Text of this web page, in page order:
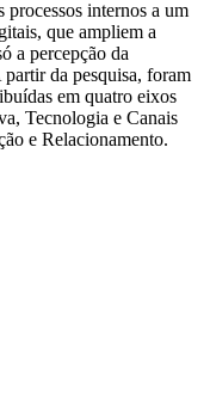
processos internos a um
que ampliem a
a percepção da
da pesquisa, foram
em quatro eixos
Tecnologia e Canais
e Relacionamento.